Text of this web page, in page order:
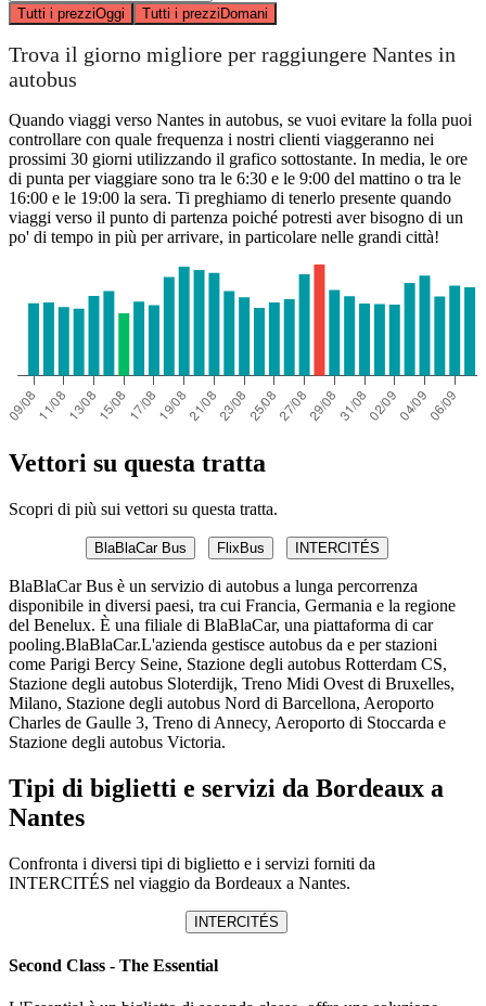
Tutti i prezziOggi Tutti i prezziDomani
Trova il giorno migliore per raggiungere Nantes in
autobus
Quando viaggi verso Nantes in autobus, se vuoi evitare la folla puoi
controllare con quale frequenza i nostri clienti viaggeranno nei
prossimi 30 giorni utilizzando il grafico sottostante. In media, le ore
di punta per viaggiare sono tra le 6:30 e le 9:00 del mattino o tra le
16:00 e le 19:00 la sera. Ti preghiamo di tenerlo presente quando
viaggi verso il punto di partenza poiché potresti aver bisogno di un
po' di tempo in più per arrivare, in particolare nelle grandi città!
Vettori su questa tratta
Scopri di più sui vettori su questa tratta.
BlaBlaCar Bus FlixBus INTERCITÉS
BlaBlaCar Bus è un servizio di autobus a lunga percorrenza
disponibile in diversi paesi, tra cui Francia, Germania e la regione
del Benelux. È una filiale di BlaBlaCar, una piattaforma di car
pooling.BlaBlaCar.L'azienda gestisce autobus da e per stazioni
come Parigi Bercy Seine, Stazione degli autobus Rotterdam CS,
Stazione degli autobus Sloterdijk, Treno Midi Ovest di Bruxelles,
Milano, Stazione degli autobus Nord di Barcellona, ​​Aeroporto
Charles de Gaulle 3, Treno di Annecy, Aeroporto di Stoccarda e
Stazione degli autobus Victoria.
Tipi di biglietti e servizi da Bordeaux a
Nantes
Confronta i diversi tipi di biglietto e i servizi forniti da
INTERCITÉS nel viaggio da Bordeaux a Nantes.
INTERCITÉS
Second Class - The Essential